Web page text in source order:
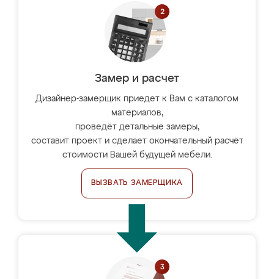
Замер и расчет
Дизайнер-замерщик приедет к Вам с каталогом
материалов,
проведёт детальные замеры,
составит проект и сделает окончательный расчёт
стоимости Вашей будущей мебели.
ВЫЗВАТЬ ЗАМЕРЩИКА